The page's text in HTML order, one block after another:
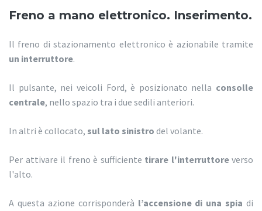
Freno a mano elettronico. Inserimento.
Il freno di stazionamento elettronico è azionabile tramite
un interruttore.
Il pulsante, nei veicoli Ford, è posizionato nella consolle
centrale, nello spazio tra i due sedili anteriori.
In altri è collocato, sul lato sinistro del volante.
Per attivare il freno è sufficiente tirare l'interruttoreverso
l'alto.
A questa azione corrisponderà l’accensione di una spia di